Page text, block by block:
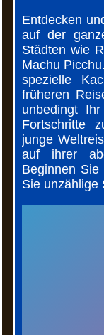
Entdecken
auf der
Städten wie
Machu
spezielle
früheren
unbedingt
Fortschritte
junge
auf ihrer
Beginnen
Sie unzählige